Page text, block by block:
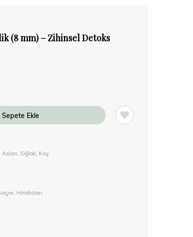
(8 mm) – Zihinsel Detoks
Oğlak, Koç
Hindistan